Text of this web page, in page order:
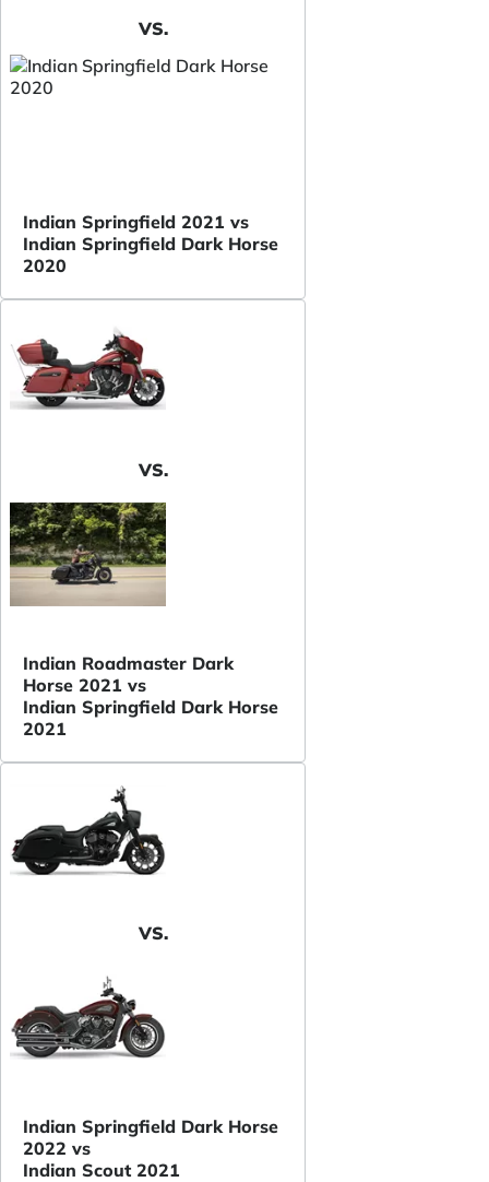
VS.
Indian Springfield 2021 vs
Indian Springfield Dark Horse
2020
VS.
Indian Roadmaster Dark
Horse 2021 vs
Indian Springfield Dark Horse
2021
VS.
Indian Springfield Dark Horse
2022 vs
Indian Scout 2021